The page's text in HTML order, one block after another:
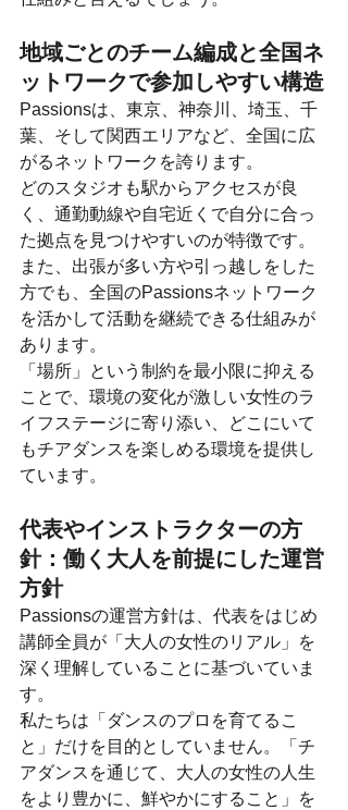
地域ごとのチーム編成と全国ネ
ットワークで参加しやすい構造
Passionsは、東京、神奈川、埼玉、千
葉、そして関西エリアなど、全国に広
がるネットワークを誇ります。
どのスタジオも駅からアクセスが良
く、通勤動線や自宅近くで自分に合っ
た拠点を見つけやすいのが特徴です。
また、出張が多い方や引っ越しをした
方でも、全国のPassionsネットワーク
を活かして活動を継続できる仕組みが
あります。
「場所」という制約を最小限に抑える
ことで、環境の変化が激しい女性のラ
イフステージに寄り添い、どこにいて
もチアダンスを楽しめる環境を提供し
ています。
代表やインストラクターの方
針：働く大人を前提にした運営
方針
Passionsの運営方針は、代表をはじめ
講師全員が「大人の女性のリアル」を
深く理解していることに基づいていま
す。
私たちは「ダンスのプロを育てるこ
と」だけを目的としていません。「チ
アダンスを通じて、大人の女性の人生
をより豊かに、鮮やかにすること」を